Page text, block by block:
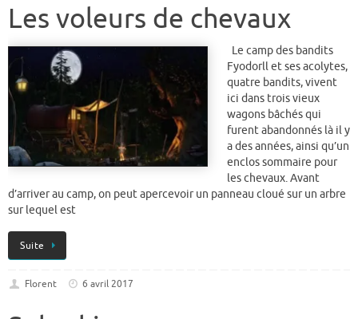
Les voleurs de chevaux
Le camp des bandits
Fyodorll et ses acolytes,
quatre bandits, vivent
ici dans trois vieux
wagons bâchés qui
furent abandonnés là il y
a des années, ainsi qu’un
enclos sommaire pour
les chevaux. Avant
d’arriver au camp, on peut apercevoir un panneau cloué sur un arbre
sur lequel est
Suite
Florent 6 avril 2017